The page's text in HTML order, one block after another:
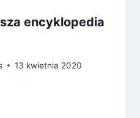
encyklopedia
13 kwietnia 2020